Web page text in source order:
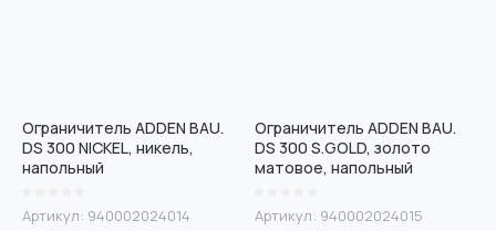
Ограничитель ADDEN BAU.
DS 300 NICKEL, никель,
напольный
Артикул: 940002024014
Ограничитель ADDEN BAU.
DS 300 S.GOLD, золото
матовое, напольный
Артикул: 940002024015